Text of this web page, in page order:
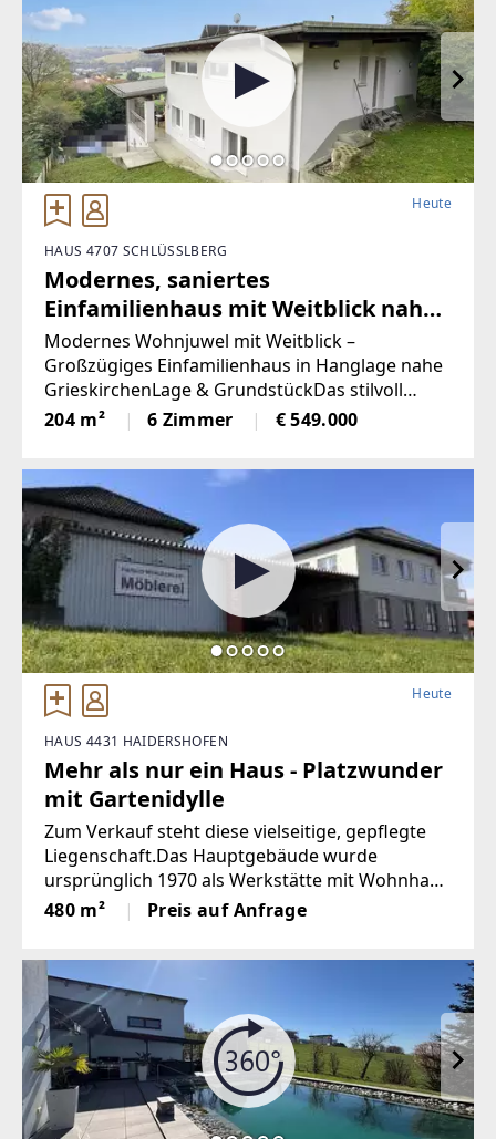
Heute
HAUS 4707 SCHLÜSSLBERG
Modernes, saniertes
Einfamilienhaus mit Weitblick nahe
Grieskirchen
Modernes Wohnjuwel mit Weitblick –
Großzügiges Einfamilienhaus in Hanglage nahe
GrieskirchenLage & GrundstückDas stilvoll
sanierte Einfamilienhaus präsentiert sich als
204 m² 6 Zimmer € 549.000
Heute
HAUS 4431 HAIDERSHOFEN
Mehr als nur ein Haus - Platzwunder
mit Gartenidylle
Zum Verkauf steht diese vielseitige, gepflegte
Liegenschaft.Das Hauptgebäude wurde
ursprünglich 1970 als Werkstätte mit Wohnhaus
errichtet und in den Jahren 1980 erweitert sowie
2000 weiter umgebaut. Das Gebäude wurde
480 m² Preis auf Anfrage